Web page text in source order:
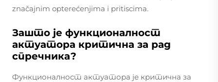
značajnim opterećenjima i pritiscima.
Зашто је функционалност
актуатора критична за рад
спречника?
Функционалност актуатора је критична за